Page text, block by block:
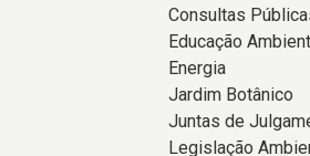
Consultas
Educação
Energia
Jardim Botânico
Juntas de
Legislação